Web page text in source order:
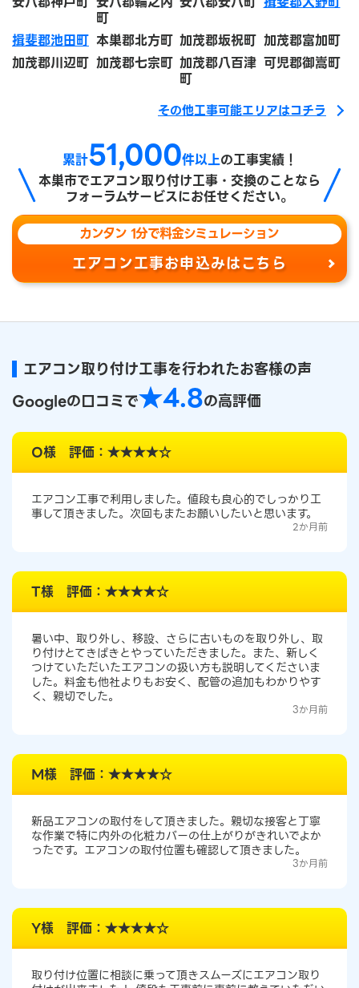
町
揖斐郡池田町 本巣郡北方町 加茂郡坂祝町 加茂郡富加町
加茂郡川辺町 加茂郡七宗町 加茂郡八百津
町
可児郡御嵩町
その他工事可能エリアはコチラ
累計51,000件以上の工事実績！
本巣市でエアコン取り付け工事・交換のことなら
フォーラムサービスにお任せください。
カンタン 1分で料金シミュレーション
エアコン工事お申込みはこちら
エアコン取り付け工事を行われたお客様の声
Googleの口コミで★4.8の高評価
O様 評価：★★★★☆
エアコン工事で利用しました。値段も良心的でしっかり工
事して頂きました。次回もまたお願いしたいと思います。
2か月前
T様 評価：★★★★☆
暑い中、取り外し、移設、さらに古いものを取り外し、取
り付けとてきぱきとやっていただきました。また、新しく
つけていただいたエアコンの扱い方も説明してくださいま
した。料金も他社よりもお安く、配管の追加もわかりやす
く、親切でした。
3か月前
M様 評価：★★★★☆
新品エアコンの取付をして頂きました。親切な接客と丁寧
な作業で特に内外の化粧カバーの仕上がりがきれいでよか
ったです。エアコンの取付位置も確認して頂きました。
3か月前
Y様 評価：★★★★☆
取り付け位置に相談に乗って頂きスムーズにエアコン取り